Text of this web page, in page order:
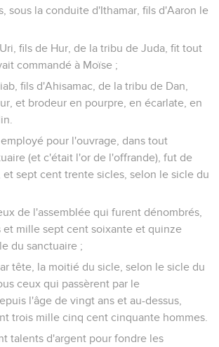
sous la conduite d'Ithamar, fils d'Aaron le
fils de Hur, de la tribu de Juda, fit tout
commandé à Moïse ;
fils d'Ahisamac, de la tribu de Dan,
et brodeur en pourpre, en écarlate, en
pour l'ouvrage, dans tout
(et c'était l'or de l'offrande), fut de
sept cent trente sicles, selon le sicle du
de l'assemblée qui furent dénombrés,
mille sept cent soixante et quinze
du sanctuaire ;
tête, la moitié du sicle, selon le sicle du
ceux qui passèrent par le
l'âge de vingt ans et au-dessus,
trois mille cinq cent cinquante hommes.
talents d'argent pour fondre les